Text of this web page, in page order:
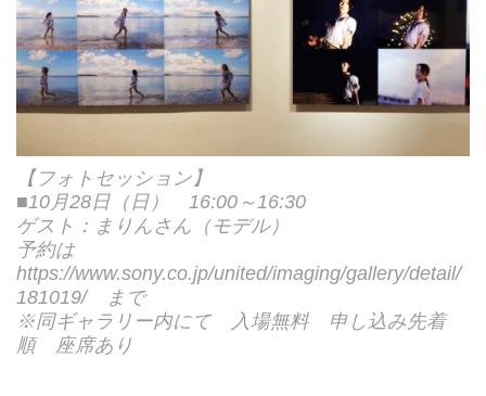
【フォトセッション】
■10月28日（日） 16:00～16:30
ゲスト：まりんさん（モデル）
予約は
https://www.sony.co.jp/united/imaging/gallery/detail/
181019/まで
※同ギャラリー内にて 入場無料 申し込み先着
順 座席あり